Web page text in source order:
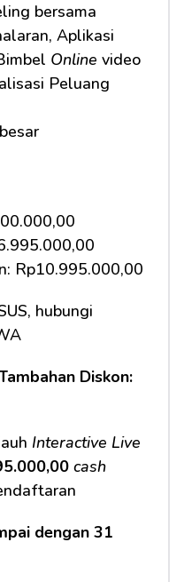
bersama
Aplikasi
Online video
Peluang
Rp10.995.000,00
hubungi
Diskon:
Interactive Live
cash
dengan 31